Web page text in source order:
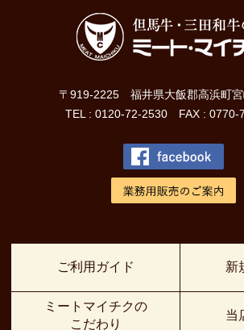
〒919-2225 福井県大飯郡高浜町宮
TEL : 0120-72-2530 FAX : 0770-
ご利用ガイド
ミートマイチクの
こだわり
新
当